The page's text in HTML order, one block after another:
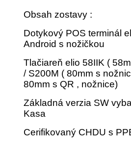
Obsah zostavy :
Dotykový POS terminál
Android s nožičkou
Tlačiareň elio 58IIK (
/ S200M ( 80mm s
80mm s QR , nožnice)
Základná verzia SW
Kasa
Cerifikovaný CHDU s